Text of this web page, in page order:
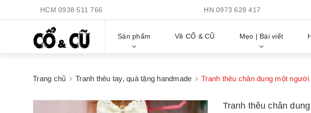
HCM 0938 511 766 HN0973 628 417
Sản phẩm Về CỔ & CŨ Mẹo | Bài viết
Trang chủ Tranh thêu tay, quà tặng handmade Tranh thêu chân dung một người
Tranh thêu chân